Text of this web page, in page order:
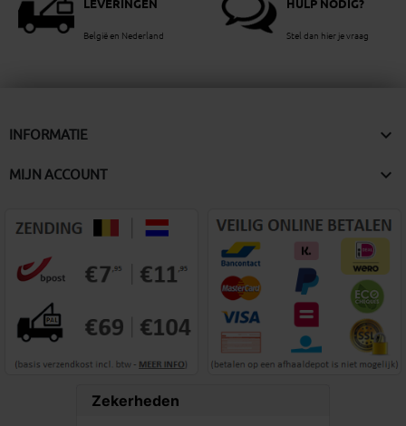
LEVERINGEN
België en Nederland
HULP NODIG?
Stel dan hier je vraag
INFORMATIE 
MIJN ACCOUNT 